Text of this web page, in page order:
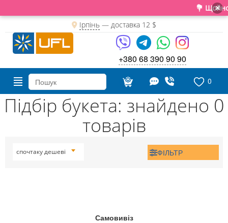
💐 Щойно
×
Ірпінь — доставка 12 $
+380 68 390 90 90
0
Підбір букета: знайдено 0
товарів
спочтаку дешеві ФІЛЬТР
Самовивіз